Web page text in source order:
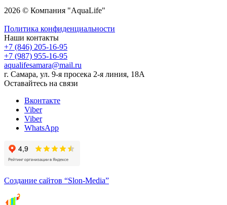
2026 © Компания "AquaLife"
Политика конфиденциальности
Наши контакты
+7 (846) 205-16-95
+7 (987) 955-16-95
aqualifesamara@mail.ru
г. Самара, ул. 9-я просека 2-я линия, 18А
Оставайтесь на связи
Вконтакте
Viber
Viber
WhatsApp
Создание сайтов “Slon-Media”